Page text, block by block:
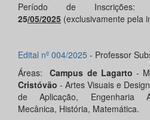
Período de Inscrições:
25/05/2025 (exclusivamente pela
Edital nº 004/2025 - Professor
Áreas:
Campus de Lagarto-
Cristóvão - Artes Visuais e
de Aplicação, Engenharia
Mecânica, História, Matemática.